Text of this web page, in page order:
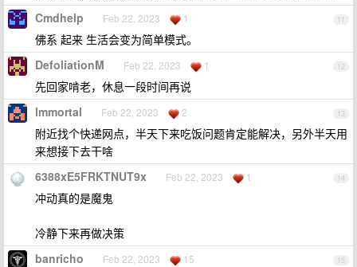
11
Cmdhelp Feb 22, 2023 1
佛系 起来 生活会变为简单模式。
12
DefoliationM Feb 22, 2023 1
先回家啃老，休息一段时间再说
13
lmmortal Feb 22, 2023 2
附近找个快递网点，半天下来吃饭问题肯定能解决，另外半天用
来想接下去干啥
14
6388xE5FRKTNUT9x Feb 22, 2023 1
冲动真的是魔鬼
冷静下来再做决策
15
banricho Feb 22, 2023 15